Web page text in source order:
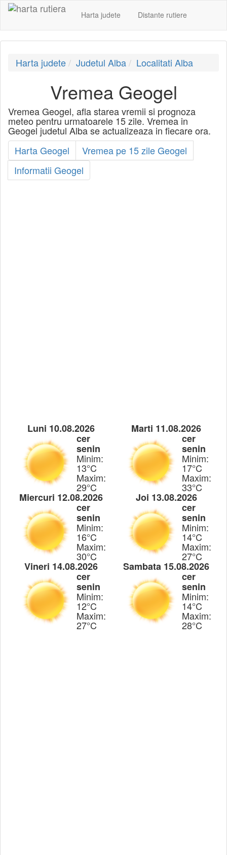
Harta judete Distante rutiere
Harta judete Judetul Alba Localitati Alba
Vremea Geogel
Vremea Geogel, afla starea vremii si prognoza
meteo pentru urmatoarele 15 zile. Vremea in
Geogel judetul Alba se actualizeaza in fiecare ora.
Harta Geogel
Vremea pe 15 zile Geogel
Informatii Geogel
Luni 10.08.2026
cer
senin
Minim:
13°C
Maxim:
29°C
Marti 11.08.2026
cer
senin
Minim:
17°C
Maxim:
33°C
Miercuri 12.08.2026
cer
senin
Minim:
16°C
Maxim:
30°C
Joi 13.08.2026
cer
senin
Minim:
14°C
Maxim:
27°C
Vineri 14.08.2026
cer
senin
Minim:
12°C
Maxim:
27°C
Sambata 15.08.2026
cer
senin
Minim:
14°C
Maxim:
28°C